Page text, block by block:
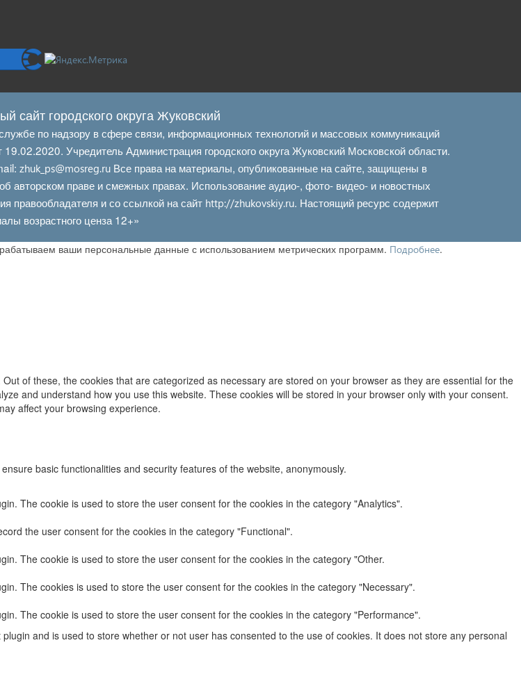
сайт городского округа Жуковский
по надзору в сфере связи, информационных технологий и массовых коммуникаций
Учредитель Администрация городского округа Жуковский Московской области.
zhuk_ps@mosreg.ruВсе права на материалы, опубликованные на сайте, защищены в
авторском праве и смежных правах. Использование аудио-, фото- видео- и новостных
правообладателя и со ссылкой на сайт http://zhukovskiy.ru. Настоящий ресурс содержит
возрастного ценза 12+»
ваши персональные данные с использованием метрических программ. Подробнее.
of these, the cookies that are categorized as necessary are stored on your browser as they are essential for the
and understand how you use this website. These cookies will be stored in your browser only with your consent.
affect your browsing experience.
basic functionalities and security features of the website, anonymously.
The cookie is used to store the user consent for the cookies in the category "Analytics".
the user consent for the cookies in the category "Functional".
The cookie is used to store the user consent for the cookies in the category "Other.
The cookies is used to store the user consent for the cookies in the category "Necessary".
The cookie is used to store the user consent for the cookies in the category "Performance".
and is used to store whether or not user has consented to the use of cookies. It does not store any personal